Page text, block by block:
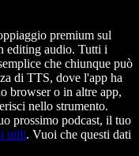
premium sul
editing audio. Tutti i
che chiunque può
di TTS, dove l'app ha
browser o in altre app,
nello strumento.
prossimo podcast, il tuo
utili. Vuoi che questi dati